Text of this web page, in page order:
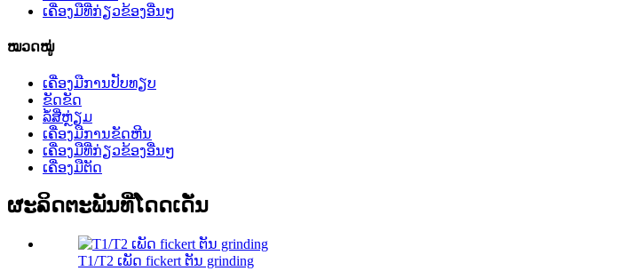
ເຄື່ອງມືທີ່ກ່ຽວຂ້ອງອື່ນໆ
ໝວດໝູ່
ເຄື່ອງມືການປັບທຽບ
ຂັດຂັດ
ລໍ້ສີ່ຫຼ່ຽມ
ເຄື່ອງ​ມື​ການ​ຂັດ​ຫີນ​
ເຄື່ອງມືທີ່ກ່ຽວຂ້ອງອື່ນໆ
ເຄື່ອງມືຕັດ
ຜະລິດຕະພັນທີ່ໂດດເດັ່ນ
T1/T2 ເພັດ fickert ຕັນ grinding